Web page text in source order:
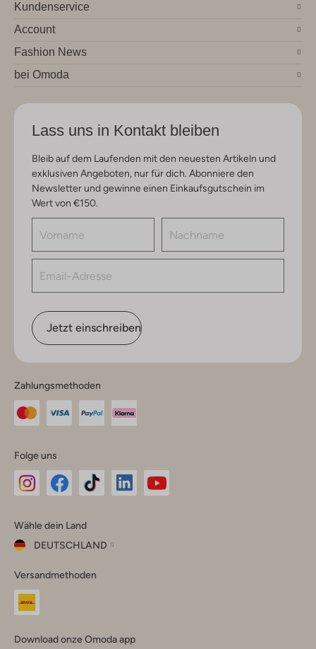
Kundenservice
Account
Fashion News
bei Omoda
Lass uns in Kontakt bleiben
Bleib auf dem Laufenden mit den neuesten Artikeln und
exklusiven Angeboten, nur für dich. Abonniere den
Newsletter und gewinne einen Einkaufsgutschein im
Wert von €150.
Jetzt einschreiben
Zahlungsmethoden
Folge uns
Instagram
Facebook
TikTok
Wähle dein Land
DEUTSCHLAND
dein
Land
Versandmethoden
Download onze Omoda app